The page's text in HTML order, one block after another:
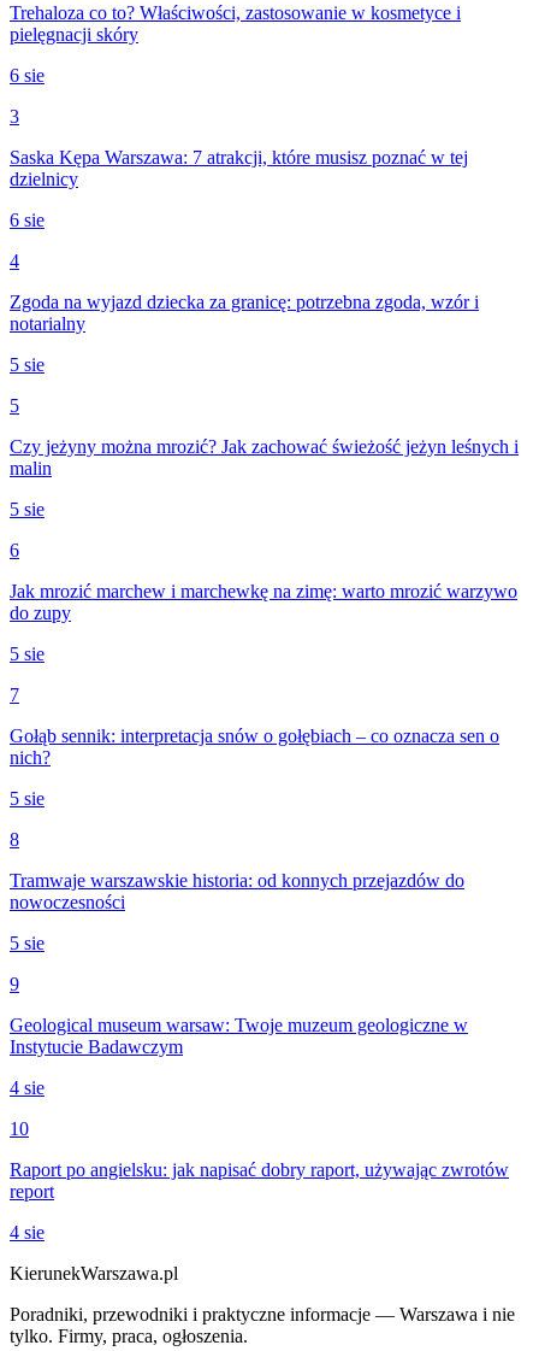
Trehaloza co to? Właściwości, zastosowanie w kosmetyce i
pielęgnacji skóry
6 sie
3
Saska Kępa Warszawa: 7 atrakcji, które musisz poznać w tej
dzielnicy
6 sie
4
Zgoda na wyjazd dziecka za granicę: potrzebna zgoda, wzór i
notarialny
5 sie
5
Czy jeżyny można mrozić? Jak zachować świeżość jeżyn leśnych i
malin
5 sie
6
Jak mrozić marchew i marchewkę na zimę: warto mrozić warzywo
do zupy
5 sie
7
Gołąb sennik: interpretacja snów o gołębiach – co oznacza sen o
nich?
5 sie
8
Tramwaje warszawskie historia: od konnych przejazdów do
nowoczesności
5 sie
9
Geological museum warsaw: Twoje muzeum geologiczne w
Instytucie Badawczym
4 sie
10
Raport po angielsku: jak napisać dobry raport, używając zwrotów
report
4 sie
KierunekWarszawa.pl
Poradniki, przewodniki i praktyczne informacje — Warszawa i nie
tylko. Firmy, praca, ogłoszenia.